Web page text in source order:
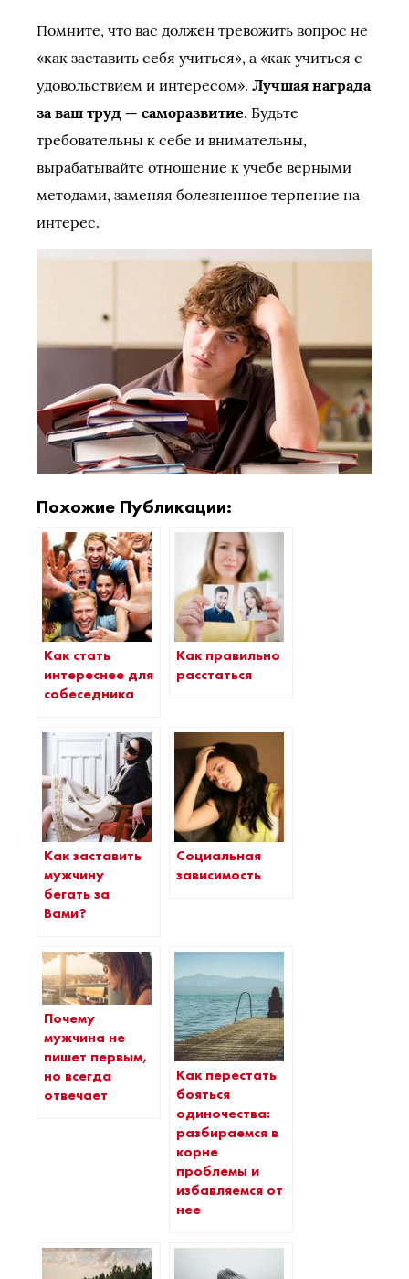
Помните, что вас должен тревожить вопрос не
«как заставить себя учиться», а «как учиться с
удовольствием и интересом». Лучшая награда
за ваш труд — саморазвитие. Будьте
требовательны к себе и внимательны,
вырабатывайте отношение к учебе верными
методами, заменяя болезненное терпение на
интерес.
Похожие Публикации:
Как стать
интереснее для
собеседника
Как правильно
расстаться
Как заставить
мужчину
бегать за
Вами?
Социальная
зависимость
Почему
мужчина не
пишет первым,
но всегда
отвечает
Как перестать
бояться
одиночества:
разбираемся в
корне
проблемы и
избавляемся от
нее